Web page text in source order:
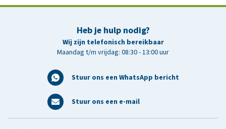
Heb je hulp nodig?
Wij zijn telefonisch bereikbaar
Maandag t/m vrijdag: 08:30 - 13:00 uur
Stuur ons een WhatsApp bericht
Stuur ons een e-mail